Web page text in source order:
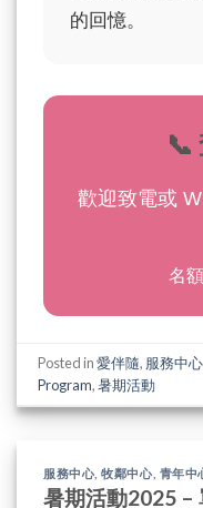
的回憶。
📞
歡迎致電或
名
Posted in愛伴隨, 服務中心
Program,暑期活動
服務中心,牧鄰中心, 青年中
暑期活動2025 –